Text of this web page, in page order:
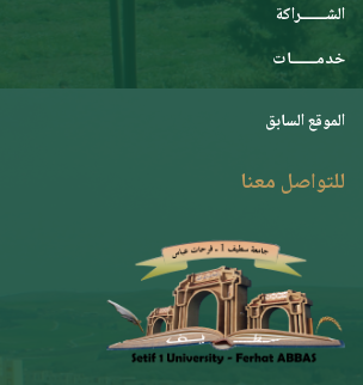
الشـــــــراكة
خدمـــــــات
الموقع السابق
للتواصل معنا